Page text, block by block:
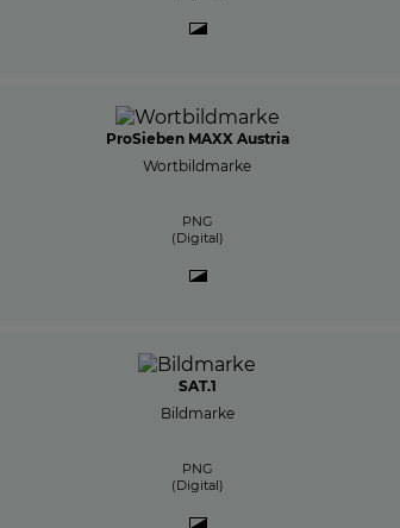
ProSieben MAXX Austria
Wortbildmarke
PNG
(Digital)
SAT.1
Bildmarke
PNG
(Digital)